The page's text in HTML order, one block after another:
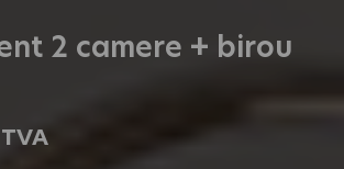
2 camere + birou